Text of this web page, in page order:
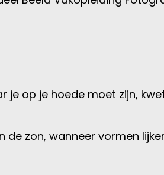
op je hoede moet zijn,
zon, wanneer vormen